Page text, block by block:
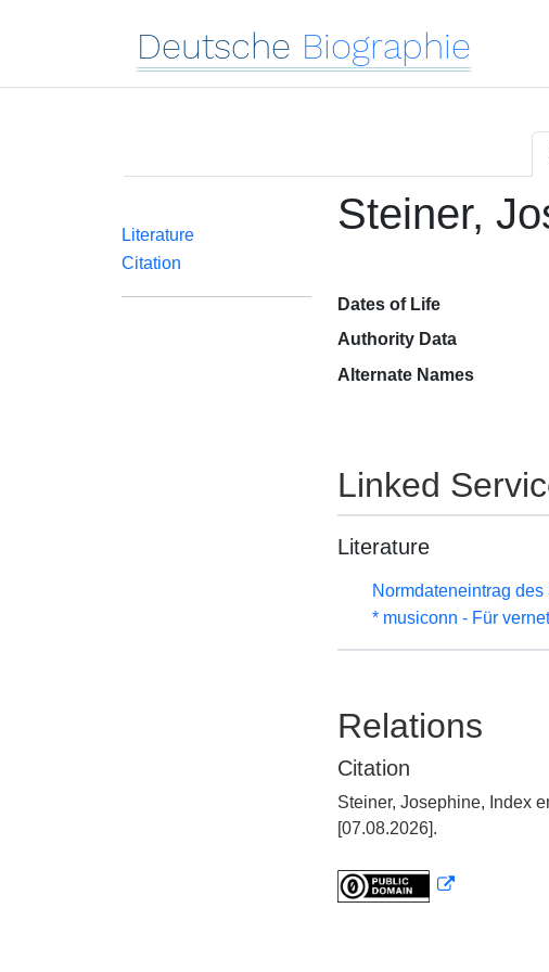
Deutsche Biographie
Literature
Citation
Steiner,
Dates of Life
Authority Data
Alternate Names
Linked
Literature
Normdateneintrag
* musiconn - Für
Relations
Citation
Steiner, Josephine, Index
[07.08.2026].